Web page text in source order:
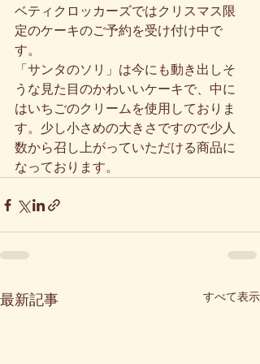
ベティクロッカーズではクリスマス限
定のケーキのご予約を受け付け中で
す。
「サンタのソリ」は今にも動き出しそ
うな見た目のかわいいケーキで、中に
はいちごのクリームを使用しておりま
す。少し小さめの大きさですので少人
数から召し上がっていただける商品に
なっております。
最新記事 すべて表示